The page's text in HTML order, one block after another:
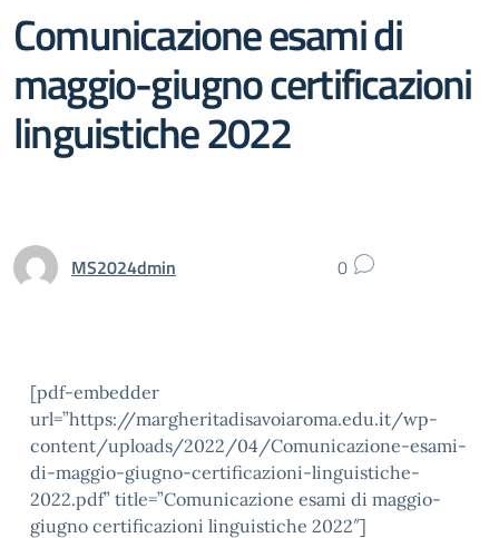
Comunicazione esami di
maggio-giugno certificazioni
linguistiche 2022
MS2024dmin 0
[pdf-embedder
url=”https://margheritadisavoiaroma.edu.it/wp-
content/uploads/2022/04/Comunicazione-esami-
di-maggio-giugno-certificazioni-linguistiche-
2022.pdf” title=”Comunicazione esami di maggio-
giugno certificazioni linguistiche 2022″]